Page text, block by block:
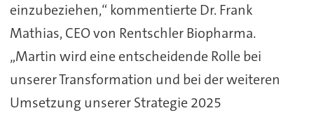
einzubeziehen,“ kommentierte Dr. Frank
Mathias, CEO von Rentschler Biopharma.
„Martin wird eine entscheidende Rolle bei
unserer Transformation und bei der weiteren
Umsetzung unserer Strategie 2025